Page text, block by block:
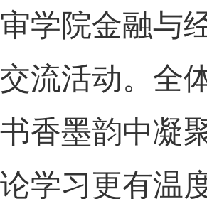
审学院金融与
交流活动。全
书香墨韵中凝
论学习更有温